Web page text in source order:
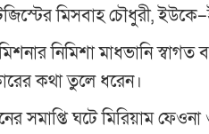
মিসবাহ চৌধুরী,
নিমিশা মাধভানি স্বাগত
কথা তুলে ধরেন।
সমাপ্তি ঘটে মিরিয়াম